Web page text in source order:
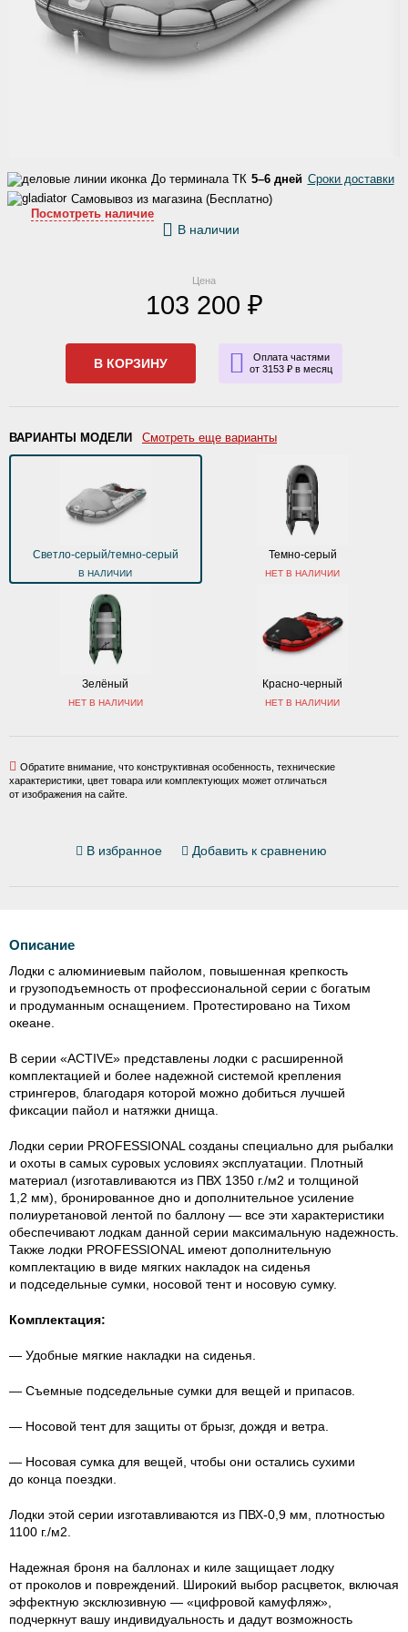
В избранное Добавить к сравнению
До терминала ТК 5–6 дней Сроки доставки
Самовывоз из магазина (Бесплатно)
Посмотреть наличие
В наличии
Цена
103 200 ₽
В КОРЗИНУ
Оплата частями
от 3153 ₽ в месяц
ВАРИАНТЫ МОДЕЛИ Смотреть еще варианты
Светло-серый/темно-серый
В НАЛИЧИИ
Темно-серый
НЕТ В НАЛИЧИИ
Зелёный
НЕТ В НАЛИЧИИ
Красно-черный
НЕТ В НАЛИЧИИ
Обратите внимание, что конструктивная особенность, технические
характеристики, цвет товара или комплектующих может отличаться
от изображения на сайте.
Описание
Лодки с алюминиевым пайолом, повышенная крепкость
и грузоподъемность от профессиональной серии с богатым
и продуманным оснащением. Протестировано на Тихом
океане.
В серии «ACTIVE» представлены лодки с расширенной
комплектацией и более надежной системой крепления
стрингеров, благодаря которой можно добиться лучшей
фиксации пайол и натяжки днища.
Лодки серии PROFESSIONAL созданы специально для рыбалки
и охоты в самых суровых условиях эксплуатации. Плотный
материал (изготавливаются из ПВХ 1350 г./м2 и толщиной
1,2 мм), бронированное дно и дополнительное усиление
полиуретановой лентой по баллону — все эти характеристики
обеспечивают лодкам данной серии максимальную надежность.
Также лодки PROFESSIONAL имеют дополнительную
комплектацию в виде мягких накладок на сиденья
и подседельные сумки, носовой тент и носовую сумку.
Комплектация:
— Удобные мягкие накладки на сиденья.
— Съемные подседельные сумки для вещей и припасов.
— Носовой тент для защиты от брызг, дождя и ветра.
— Носовая сумка для вещей, чтобы они остались сухими
до конца поездки.
Лодки этой серии изготавливаются из ПВХ-0 ,9 мм, плотностью
1100 г./м2.
Надежная броня на баллонах и киле защищает лодку
от проколов и повреждений. Широкий выбор расцветок, включая
эффектную эксклюзивную — «цифровой камуфляж»,
подчеркнут вашу индивидуальность и дадут возможность